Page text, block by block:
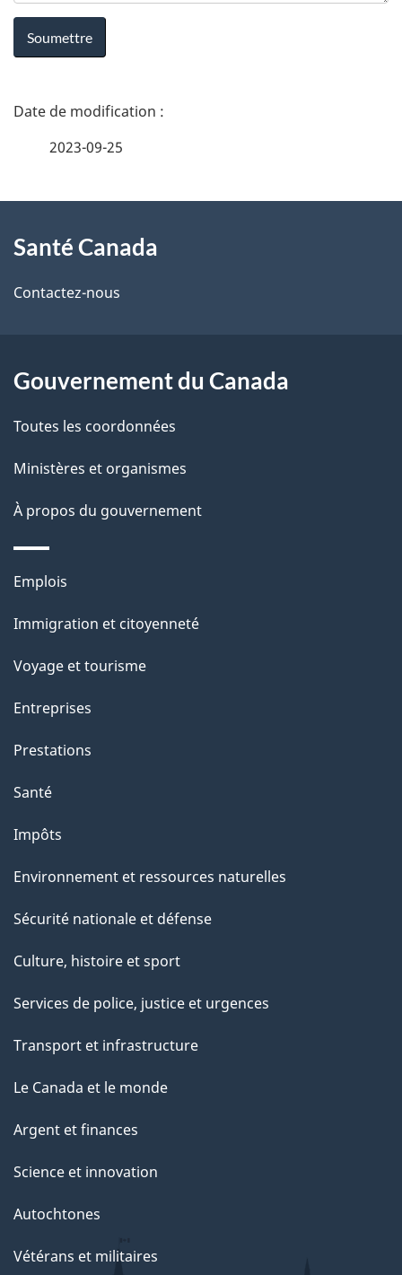
a
n
t
n
a
a
D
i
l
d
e
p
a
2023-09-25
propos
de
site
Santé Canada
Contactez-nous
Gouvernement du Canada
Toutes les coordonnées
Ministères et organismes
À propos du gouvernement
Thèmes
sujets
Emplois
Immigration et citoyenneté
Voyage et tourisme
Entreprises
Prestations
Santé
Impôts
Environnement et ressources naturelles
Sécurité nationale et défense
Culture, histoire et sport
Services de police, justice et urgences
Transport et infrastructure
Le Canada et le monde
Argent et finances
Science et innovation
Autochtones
Vétérans et militaires